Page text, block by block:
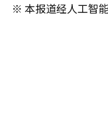
※ 本报道经人工智